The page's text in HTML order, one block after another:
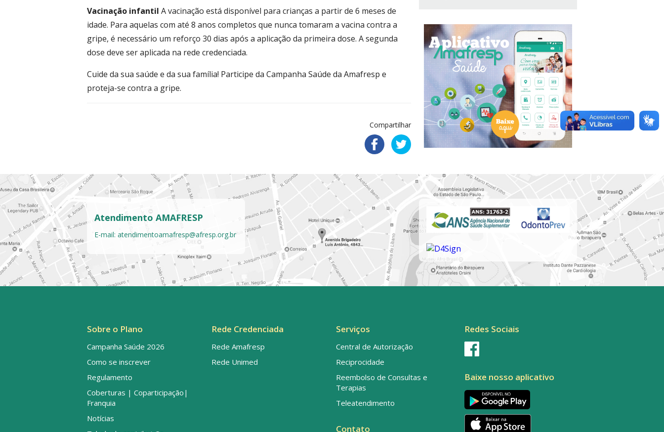
Vacinação infantil A vacinação está disponível para crianças a partir de 6 meses de
idade. Para aquelas com até 8 anos completos que nunca tomaram a vacina contra a
gripe, é necessário um reforço 30 dias após a aplicação da primeira dose. A segunda
dose deve ser aplicada na rede credenciada.
Cuide da sua saúde e da sua família! Participe da Campanha Saúde da Amafresp e
proteja-se contra a gripe.
Compartilhar
Atendimento AMAFRESP
E-mail: atendimentoamafresp@afresp.org.br
Sobre o Plano
Campanha Saúde 2026
Como se inscrever
Regulamento
Coberturas | Coparticipação|
Franquia
Notícias
Rede Credenciada
Rede Amafresp
Rede Unimed
Serviços
Central de Autorização
Reciprocidade
Reembolso de Consultas e
Terapias
Teleatendimento
Contato
Redes Sociais
Baixe nosso aplicativo